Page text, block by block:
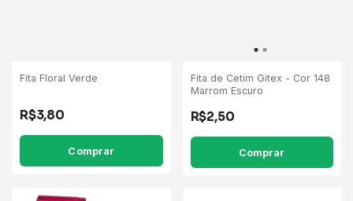
Fita Floral Verde
R$3,80
Fita de Cetim Gitex - Cor 148
Marrom Escuro
R$2,50
Comprar